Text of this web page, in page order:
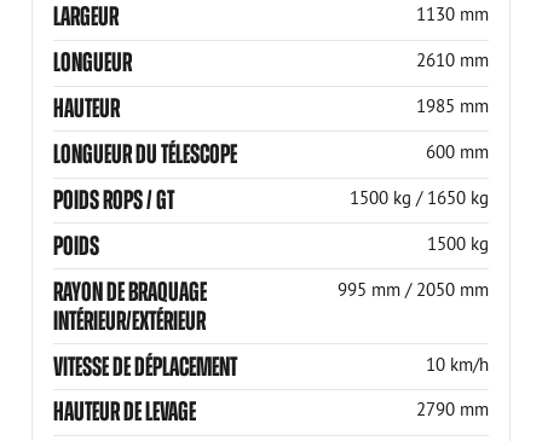
LARGEUR 1130 mm
LONGUEUR 2610 mm
HAUTEUR 1985 mm
LONGUEUR DU TÉLESCOPE 600 mm
POIDS ROPS / GT 1500 kg / 1650 kg
POIDS 1500 kg
RAYON DE BRAQUAGE
INTÉRIEUR/EXTÉRIEUR
995 mm / 2050 mm
VITESSE DE DÉPLACEMENT 10 km/h
HAUTEUR DE LEVAGE 2790 mm